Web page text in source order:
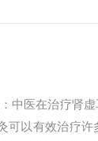
中医在治疗肾
以有效治疗